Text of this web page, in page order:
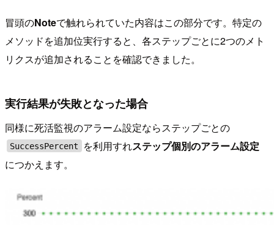
冒頭のNoteで触れられていた内容はこの部分です。特定の
メソッドを追加位実行すると、各ステップごとに2つのメト
リクスが追加されることを確認できました。
実行結果が失敗となった場合
同様に死活監視のアラーム設定ならステップごとの
SuccessPercent を利用すれステップ個別のアラーム設定
につかえます。